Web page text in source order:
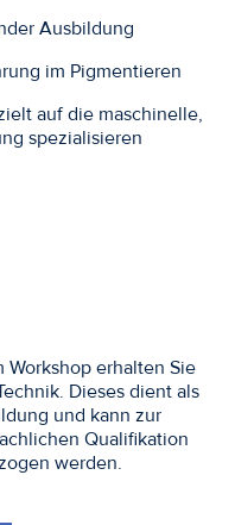
Ausbildung
im Pigmentieren
auf die maschinelle,
spezialisieren
Workshop erhalten Sie
Dieses dient als
und kann zur
Qualifikation
werden.